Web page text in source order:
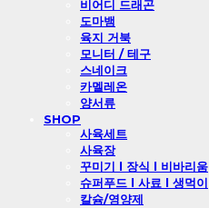
비어디 드래곤
도마뱀
육지 거북
모니터 / 테구
스네이크
카멜레온
양서류
SHOP
사육세트
사육장
꾸미기 l 장식 l 비바리움
슈퍼푸드 l 사료 l 생먹이
칼슘/영양제